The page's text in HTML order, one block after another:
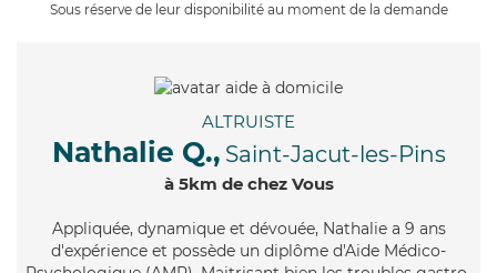
Sous réserve de leur disponibilité au moment de la demande
ALTRUISTE
Nathalie Q., Saint-Jacut-les-Pins
à 5km de chez Vous
Appliquée, dynamique et dévouée, Nathalie a 9 ans
d'expérience et possède un diplôme d'Aide Médico-